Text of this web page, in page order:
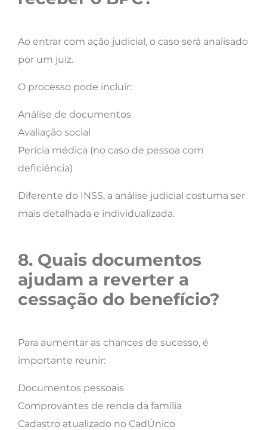
Ao entrar com ação judicial, o caso será analisado
por um juiz.
O processo pode incluir:
Análise de documentos
Avaliação social
Perícia médica (no caso de pessoa com
deficiência)
Diferente do INSS, a análise judicial costuma ser
mais detalhada e individualizada.
8. Quais documentos
ajudam a reverter a
cessação do benefício?
Para aumentar as chances de sucesso, é
importante reunir:
Documentos pessoais
Comprovantes de renda da família
Cadastro atualizado no CadÚnico